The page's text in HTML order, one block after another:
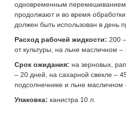
одновременным
продолжают и во время
должен быть использован в день
Расход рабочей жидкости: 200
от культуры, на льне масличном –
Срок ожидания: на зерновых,
– 20 дней, на сахарной свекле –
подсолнечнике и льне масличном
Упаковка: канистра 10 л.